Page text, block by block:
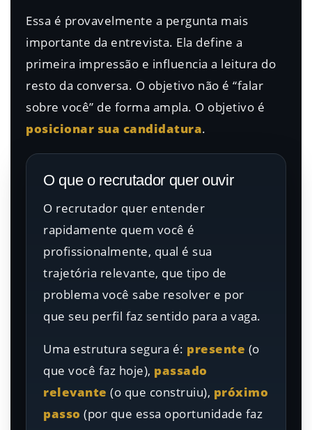
Essa é provavelmente a pergunta mais
importante da entrevista. Ela define a
primeira impressão e influencia a leitura do
resto da conversa. O objetivo não é “falar
sobre você” de forma ampla. O objetivo é
posicionar sua candidatura.
O que o recrutador quer ouvir
O recrutador quer entender
rapidamente quem você é
profissionalmente, qual é sua
trajetória relevante, que tipo de
problema você sabe resolver e por
que seu perfil faz sentido para a vaga.
Uma estrutura segura é: presente (o
que você faz hoje), passado
relevante (o que construiu), próximo
passo (por que essa oportunidade faz